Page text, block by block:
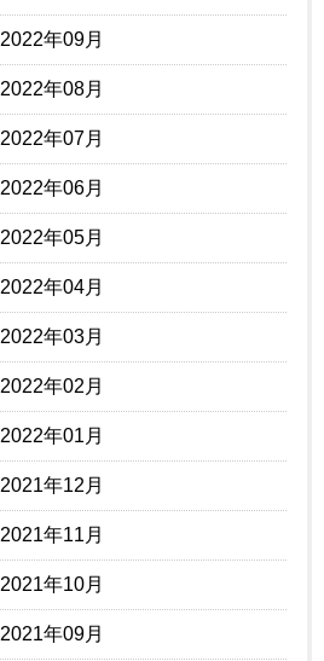
2022年09月
2022年08月
2022年07月
2022年06月
2022年05月
2022年04月
2022年03月
2022年02月
2022年01月
2021年12月
2021年11月
2021年10月
2021年09月